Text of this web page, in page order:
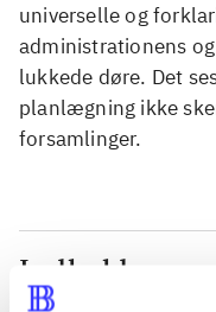
universelle og
administrationens
lukkede døre. Det
planlægning ikke
forsamlinger.
Indhold
Seneste udgave, bog